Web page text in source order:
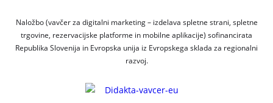
Naložbo (vavčer za digitalni marketing – izdelava spletne strani, spletne
trgovine, rezervacijske platforme in mobilne aplikacije) sofinancirata
Republika Slovenija in Evropska unija iz Evropskega sklada za regionalni
razvoj.